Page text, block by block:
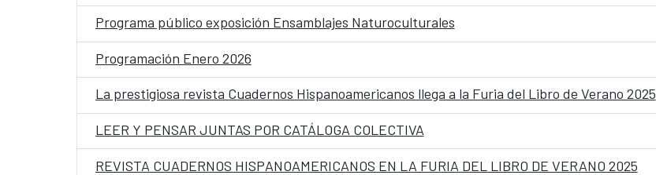
Programa público exposición Ensamblajes Naturoculturales
Programación Enero 2026
La prestigiosa revista Cuadernos Hispanoamericanos llega a la Furia del Libro de Verano 2025
LEER Y PENSAR JUNTAS POR CATÁLOGA COLECTIVA
REVISTA CUADERNOS HISPANOAMERICANOS EN LA FURIA DEL LIBRO DE VERANO 2025